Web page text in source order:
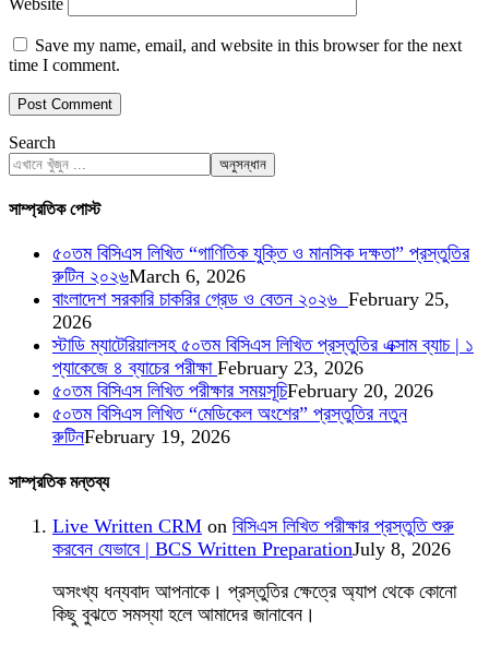
Save my name, email, and website in this browser for the next
time I comment.
Search
অনুসন্ধান
সাম্প্রতিক পোস্ট
৫০তম বিসিএস লিখিত “গাণিতিক যুক্তি ও মানসিক দক্ষতা” প্রস্তুতির
রুটিন ২০২৬March 6, 2026
বাংলাদেশ সরকারি চাকরির গ্রেড ও বেতন ২০২৬ February 25,
2026
স্টাডি ম্যাটেরিয়ালসহ ৫০তম বিসিএস লিখিত প্রস্তুতির এক্সাম ব্যাচ | ১
প্যাকেজে ৪ ব্যাচের পরীক্ষা February 23, 2026
৫০তম বিসিএস লিখিত পরীক্ষার সময়সূচিFebruary 20, 2026
৫০তম বিসিএস লিখিত “মেডিকেল অংশের” প্রস্তুতির নতুন
রুটিনFebruary 19, 2026
সাম্প্রতিক মন্তব্য
Live Written CRM on বিসিএস লিখিত পরীক্ষার প্রস্তুতি শুরু
করবেন যেভাবে | BCS Written PreparationJuly 8, 2026
অসংখ্য ধন্যবাদ আপনাকে। প্রস্তুতির ক্ষেত্রে অ্যাপ থেকে কোনো
কিছু বুঝতে সমস্যা হলে আমাদের জানাবেন।